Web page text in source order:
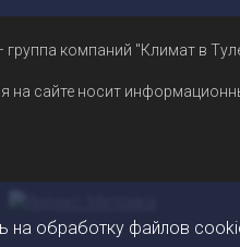
компаний "Климат в
сайте носит
на обработку файлов